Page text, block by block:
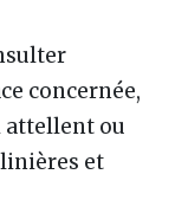
concernée,
attellent ou
et